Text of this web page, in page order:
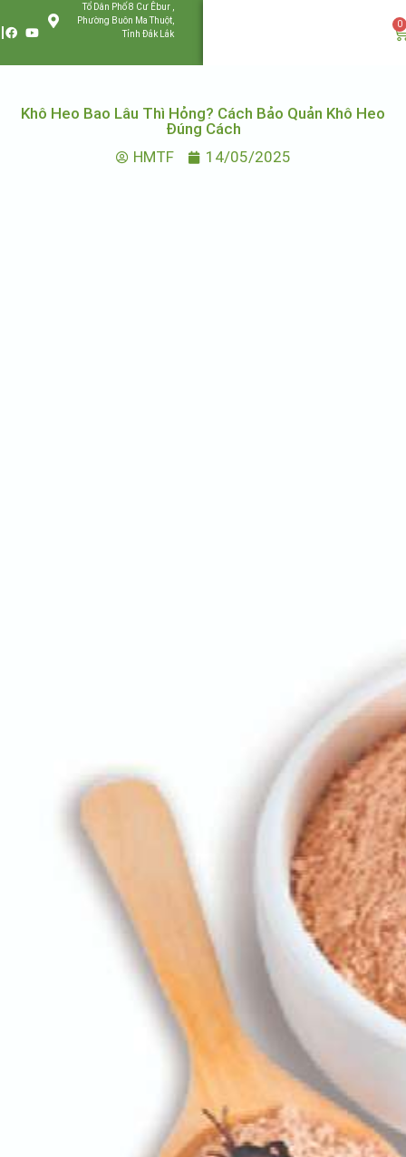
Tổ Dân Phố 8 Cư Êbur ,
Phường Buôn Ma Thuột,
Tỉnh Đắk Lắk
0
Khô Heo Bao Lâu Thì Hỏng? Cách Bảo Quản Khô Heo
Đúng Cách
HMTF
14/05/2025